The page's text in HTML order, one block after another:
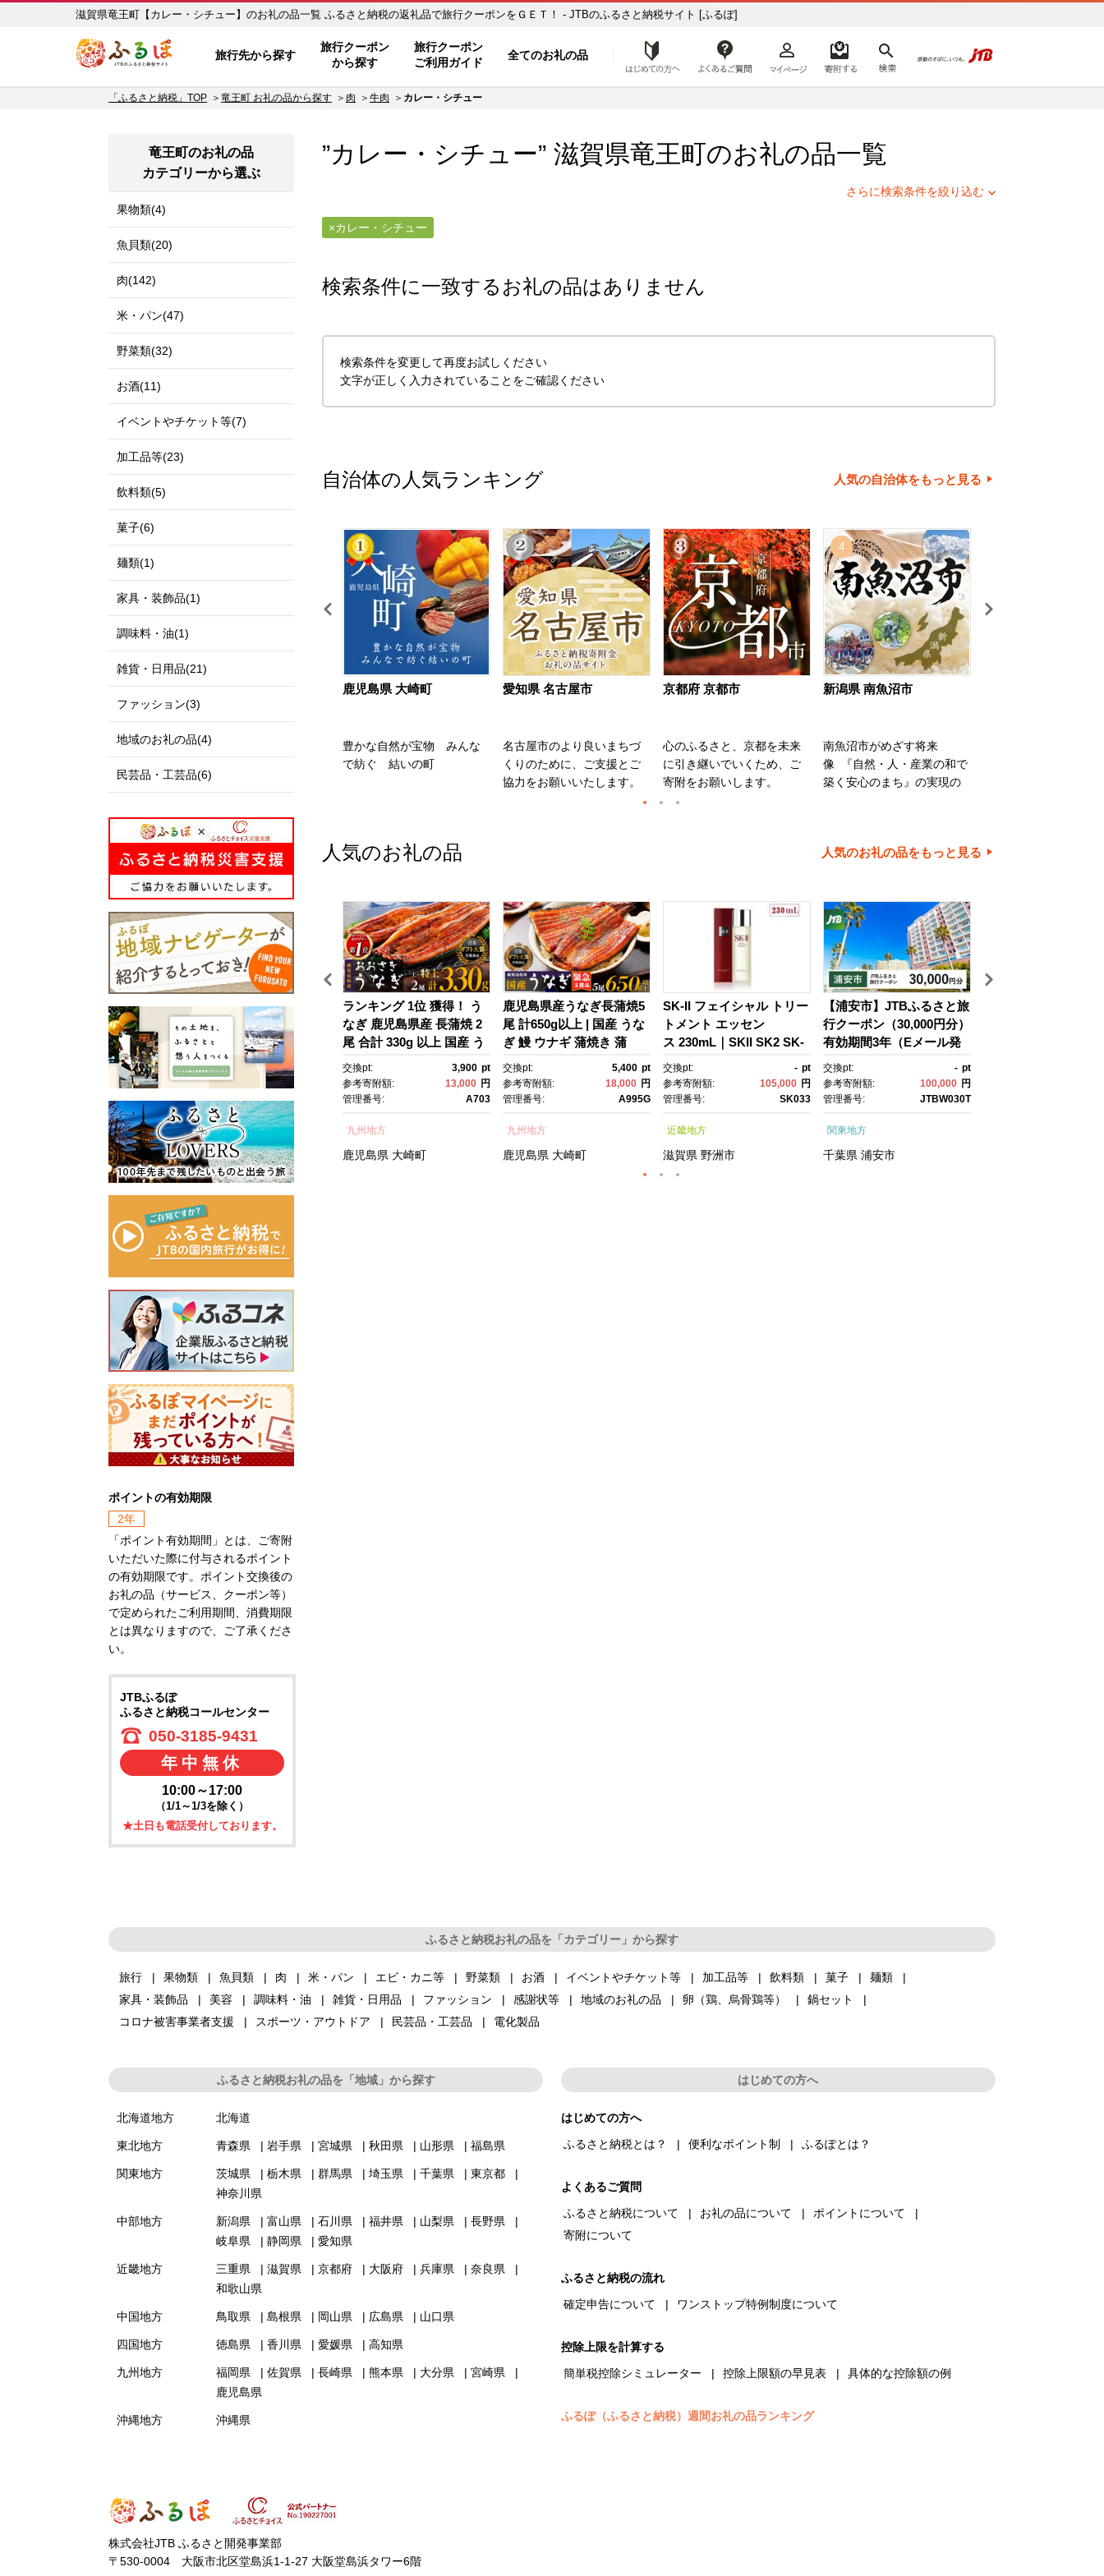
滋賀県竜王町【カレー・シチュー】のお礼の品一覧 ふるさと納税の返礼品で旅行クーポンをＧＥＴ！ - JTBのふるさと納税サイト [ふるぽ]
旅行先から探す
旅行クーポン
から探す
旅行クーポン
ご利用ガイド
全てのお礼の品 はじめての方へ
「ふるさと納税」TOP 竜王町 お礼の品から探す 肉 牛肉 カレー・シチュー
”カレー・シチュー” 滋賀県竜王町のお礼の品一覧
さらに検索条件を絞り込む
カレー・シチュー
検索条件に一致するお礼の品はありません
検索条件を変更して再度お試しください
文字が正しく入力されていることをご確認ください
自治体の人気ランキング 人気の自治体をもっと見る
私たちのまち北栄町は、鳥
口約14,000人の町です。
松の景色が美しい北条砂丘
が広がっており、南は大山
を望む黒ぼく地帯の丘陵地
があり、豊かな自然に囲ま
し、スイカ、ぶどう、らっ
きょう、長芋などさまざま
な魅力ある農産物が生み出
ン」の作者である青山剛昌
氏の出身地であり、駅構内
に「名探偵コナン」の装飾
が施されたコナン駅（JR由
良駅）や青山氏の思い出の
所蔵物や作品が展示された
青山剛昌ふるさと館をはじ
め、駅から青山剛昌ふるさ
と館までの約1.4kmを「コナ
ン通り」と名付け、キャラ
クターのブロンズ像やカラ
ーオブジェが点在するなど
「名探偵コナンに会えるま
ち」づくりを進めていま
町を応援していただけるみ
なさまと一緒に持続可能な
まちづくりを進めていきま
みなさまの応援をよろしく
12
宮城県 仙台市
伊達政宗公の城下町として
な都市空間が共存する杜の
発展にご支援とご協力をお
願いいたします。
鹿児島県 大崎町
豊かな自然が宝物 みんな
で紡ぐ 結いの町
愛知県 名古屋市
名古屋市のより良いまちづ
くりのために、ご支援とご
協力をお願いいたします。
京都府 京都市
心のふるさと、京都を未来
に引き継いでいくため、ご
寄附をお願いします。
4
新潟県 南魚沼市
南魚沼市がめざす将来
像 『自然・人・産業の和で
築く安心のまち』の実現の
す。
人気のお礼の品 人気のお礼の品をもっと見る
【箱根町】JTBふるさと旅
行クーポン（Eメール発
行）（30,000円分） | 旅
行 観光 旅行券 旅行クーポ
ン クーポン 箱根町ふるさ
納税 神奈川県 箱根町
30,000
100,000
円
JTBW030T
びわ湖マラソン 2027 【滋
賀県外寄附者専用】ふるさ
と納税ランナー枠
交換pt:
参考寄附額:
管理番号:
近畿地方
滋賀県
ランキング 1位 獲得！ う
なぎ 鹿児島県産 長蒲焼 2
尾 合計 330g 以上 国産 う
なぎ 鰻 ウナギ 蒲焼き 蒲
焼 かばやき 魚 魚介 魚
貝 海鮮 うな重 ひつまぶ
気 おすすめ 鹿児島県 大崎
町 大隅半島 A703
交換pt: 3,900 pt
参考寄附額:
13,000 円
管理番号:
A703
九州地方
鹿児島県 大崎町
鹿児島県産うなぎ長蒲焼5
尾 計650g以上 | 国産 うな
ぎ 鰻 ウナギ 蒲焼き 蒲
焼 かばやき unagi うなぎ
蒲焼 土用丑の日 土用の丑
の日 丑の日 魚 魚介 魚
り ギフト 人気 おすす
め 鹿児島県 大崎町 大隅半
交換pt: 5,400 pt
参考寄附額:
18,000 円
管理番号:
A995G
九州地方
鹿児島県 大崎町
SK-II フェイシャル トリー
トメント エッセン
ス 230mL｜SKII SK2 SK-
2 SK エスケーツー エスケ
ーツ エスケｰ ピテラ スキ
ンケア 化粧品 ｺｽﾒ フェイ
センス フェイシャルトリ
ートメント トリートメン
交換pt: - pt
参考寄附額:
105,000 円
管理番号:
SK033
近畿地方
滋賀県 野洲市
【浦安市】JTBふるさと旅
行クーポン（30,000円分）
有効期間3年（Eメール発
行）｜旅行 トラベル 予
約 国内旅行 JTB 宿泊 観
光 体験 旅行券 宿泊券 旅
ット 子供 子連れ カップ
ル 家族 人気 おすすめ 旅
交換pt: - pt
参考寄附額:
100,000 円
管理番号:
JTBW030T
関東地方
千葉県 浦安市
竜王町のお礼の品
カテゴリーから選ぶ
果物類(4)
魚貝類(20)
肉(142)
米・パン(47)
野菜類(32)
お酒(11)
イベントやチケット等(7)
加工品等(23)
飲料類(5)
菓子(6)
麺類(1)
家具・装飾品(1)
調味料・油(1)
雑貨・日用品(21)
ファッション(3)
地域のお礼の品(4)
民芸品・工芸品(6)
ポイントの有効期限
2年
「ポイント有効期間」とは、ご寄附
いただいた際に付与されるポイント
の有効期限です。ポイント交換後の
お礼の品（サービス、クーポン等）
で定められたご利用期間、消費期限
とは異なりますので、ご了承くださ
い。
JTBふるぽ
ふるさと納税コールセンター
050-3185-9431
年中無休
10:00～17:00
（1/1～1/3を除く）
★土日も電話受付しております。
ふるさと納税お礼の品を「カテゴリー」から探す
旅行 果物類 魚貝類 肉 米・パン エビ・カニ等 野菜類 お酒 イベントやチケット等 加工品等 飲料類 菓子
麺類
家具・装飾品
美容 調味料・油 雑貨・日用品 ファッション 感謝状等 地域のお礼の品 卵（鶏、烏骨鶏等）
鍋セット
コロナ被害事業者支援
スポーツ・アウトドア 民芸品・工芸品 電化製品
ふるさと納税お礼の品を「地域」から探す
北海道地方 北海道
東北地方 青森県 岩手県 宮城県 秋田県 山形県 福島県
関東地方 茨城県 栃木県 群馬県 埼玉県 千葉県
東京都
神奈川県
中部地方 新潟県 富山県 石川県 福井県 山梨県
長野県
岐阜県
静岡県 愛知県
近畿地方 三重県 滋賀県 京都府 大阪府 兵庫県
奈良県
和歌山県
中国地方 鳥取県 島根県 岡山県 広島県 山口県
四国地方 徳島県 香川県 愛媛県 高知県
九州地方 福岡県 佐賀県 長崎県 熊本県 大分県
宮崎県
鹿児島県
沖縄地方 沖縄県
はじめての方へ
はじめての方へ
ふるさと納税とは？
便利なポイント制 ふるぽとは？
よくあるご質問
ふるさと納税について
お礼の品について
ポイントについて
寄附について
ふるさと納税の流れ
確定申告について
ワンストップ特例制度について
控除上限を計算する
簡単税控除シミュレーター
控除上限額の早見表 具体的な控除額の例
ふるぽ（ふるさと納税）週間お礼の品ランキング
株式会社JTB ふるさと開発事業部
〒530-0004 大阪市北区堂島浜1-1-27 大阪堂島浜タワー6階